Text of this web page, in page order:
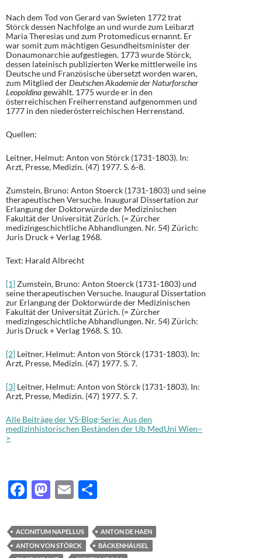
Nach dem Tod von Gerard van Swieten 1772 trat
Störck dessen Nachfolge an und wurde zum Leibarzt
Maria Theresias und zum Protomedicus ernannt. Er
war somit zum mächtigen Gesundheitsminister der
Donaumonarchie aufgestiegen. 1773 wurde Störck,
dessen lateinisch publizierten Werke mittlerweile ins
Deutsche und Französische übersetzt worden waren,
zum Mitglied derDeutschen Akademie der Naturforscher
Leopoldinagewählt. 1775 wurde er in den
österreichischen Freiherrenstand aufgenommen und
1777 in den niederösterreichischen Herrenstand.
Quellen:
Leitner, Helmut: Anton von Störck (1731-1803). In:
Arzt, Presse, Medizin. (47) 1977. S. 6-8.
Zumstein, Bruno: Anton Stoerck (1731-1803) und seine
therapeutischen Versuche. Inaugural Dissertation zur
Erlangung der Doktorwürde der Medizinischen
Fakultät der Universität Zürich. (= Zürcher
medizingeschichtliche Abhandlungen. Nr. 54) Zürich:
Juris Druck + Verlag 1968.
Text: Harald Albrecht
[1]Zumstein, Bruno: Anton Stoerck (1731-1803) und
seine therapeutischen Versuche. Inaugural Dissertation
zur Erlangung der Doktorwürde der Medizinischen
Fakultät der Universität Zürich. (= Zürcher
medizingeschichtliche Abhandlungen. Nr. 54) Zürich:
Juris Druck + Verlag 1968. S. 10.
[2] Leitner, Helmut: Anton von Störck (1731-1803). In:
Arzt, Presse, Medizin. (47) 1977. S. 7.
[3] Leitner, Helmut: Anton von Störck (1731-1803). In:
Arzt, Presse, Medizin. (47) 1977. S. 7.
Alle Beiträge der VS-Blog-Serie: Aus den
medizinhistorischen Beständen der Ub MedUni Wien–
>
F
e
b
M
to
d
E
ail le
n
ACONITUM NAPELLUS
ANTON DE HAEN
ANTON VON STÖRCK
BÄCKENHÄUSEL